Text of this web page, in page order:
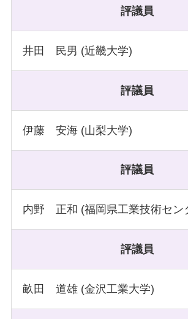
評議員
井田 民男 (近畿大学)
評議員
伊藤 安海 (山梨大学)
評議員
内野 正和 (福岡県工業技術セン
評議員
畝田 道雄 (金沢工業大学)